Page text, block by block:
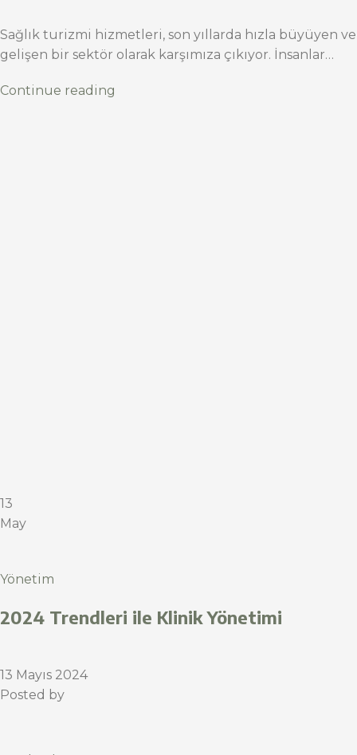
Sağlık turizmi hizmetleri, son yıllarda hızla büyüyen ve
gelişen bir sektör olarak karşımıza çıkıyor. İnsanlar…
Continue reading
13
May
Yönetim
2024 Trendleri ile Klinik Yönetimi
13 Mayıs 2024
Posted by